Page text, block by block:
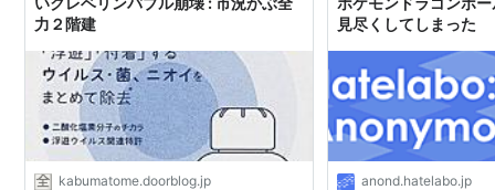
力２階建
kabumatome.doorblog.jp
見尽くしてしまった
anond.hatelabo.jp